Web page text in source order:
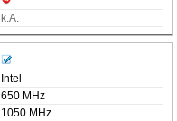
k.A.
Intel
650 MHz
1050 MHz